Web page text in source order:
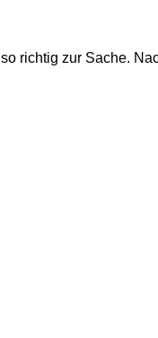
richtig zur Sache.